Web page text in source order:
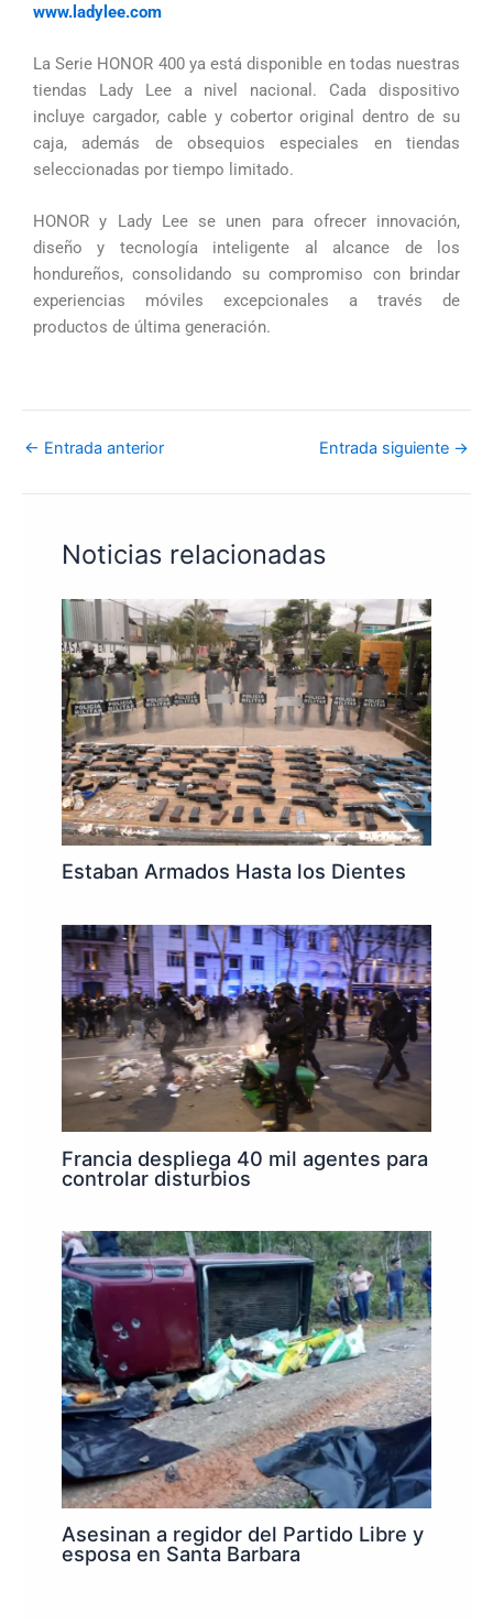
www.ladylee.com
La Serie HONOR 400 ya está disponible en todas nuestras
tiendas Lady Lee a nivel nacional. Cada dispositivo
incluye cargador, cable y cobertor original dentro de su
caja, además de obsequios especiales en tiendas
seleccionadas por tiempo limitado.
HONOR y Lady Lee se unen para ofrecer innovación,
diseño y tecnología inteligente al alcance de los
hondureños, consolidando su compromiso con brindar
experiencias móviles excepcionales a través de
productos de última generación.
← Entrada anterior Entrada siguiente →
Noticias relacionadas
Estaban Armados Hasta los Dientes
Francia despliega 40 mil agentes para
controlar disturbios
Asesinan a regidor del Partido Libre y
esposa en Santa Barbara